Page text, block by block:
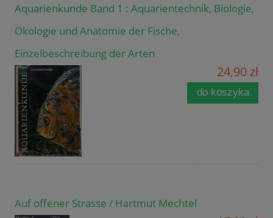
Aquarienkunde Band 1 : Aquarientechnik, Biologie,
Okologie und Anatomie der Fische,
Einzelbeschreibung der Arten
24,90 zł
do koszyka
Auf offener Strasse / Hartmut Mechtel